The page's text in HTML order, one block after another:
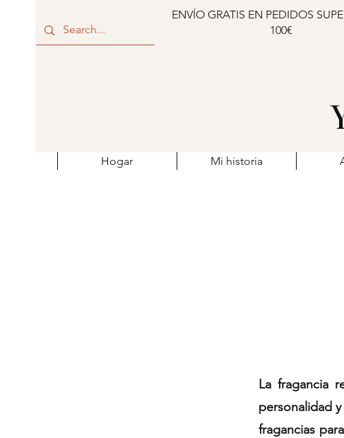
ENVÍO GRATIS EN PEDIDOS
100€
Hogar Mi historia
La fragancia
personalidad
fragancias